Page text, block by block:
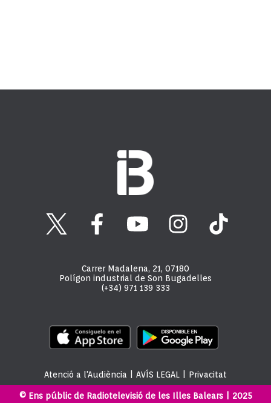
Carrer Madalena, 21, 07180
Polígon industrial de Son Bugadelles
(+34) 971 139 333
Atenció a l'Audiència AVÍS LEGAL Privacitat
© Ens públic de Radiotelevisió de les Illes Balears | 2025